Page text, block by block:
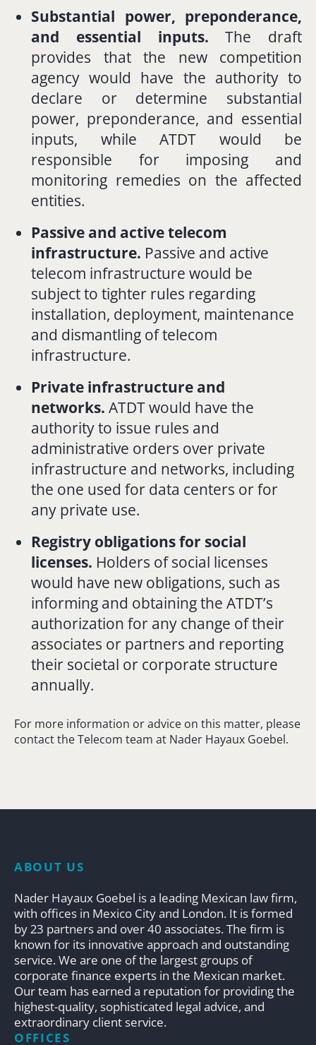
Substantial power, preponderance,
and essential inputs. The draft
provides thatthe new competition
agencywould have the authority to
declare or determine substantial
power, preponderance, and essential
inputs, whileATDT would be
responsible for imposing and
monitoring remedies on the affected
entities.
Passive and activetelecom
infrastructure. Passive and active
telecom infrastructurewould be
subjecttotighter rules regarding
installation, deployment, maintenance
and dismantling oftelecom
infrastructure.
Private infrastructure and
networks. ATDTwould havethe
authorityto issue rules and
administrative orders over private
infrastructure and networks, including
the one usedfor data centers orfor
any private use.
Registry obligationsfor social
licenses. Holders ofsocial licenses
would have new obligations, such as
informing and obtainingtheATDT’s
authorizationfor any change oftheir
associates or partners and reporting
their societal or corporate structure
annually.
For more information oradvice on this matter, please
contacttheTelecom team at Nader Hayaux Goebel.
ABOUT US
Nader Hayaux Goebel is a leading Mexican law firm,
with offices in Mexico City and London. It is formed
by 23 partners and over 40 associates. The firm is
known for its innovative approach and outstanding
service. We are one of the largest groups of
corporate finance experts in the Mexican market.
Our team has earned a reputation for providing the
highest-quality, sophisticated legal advice, and
extraordinary client service.
OFFICES